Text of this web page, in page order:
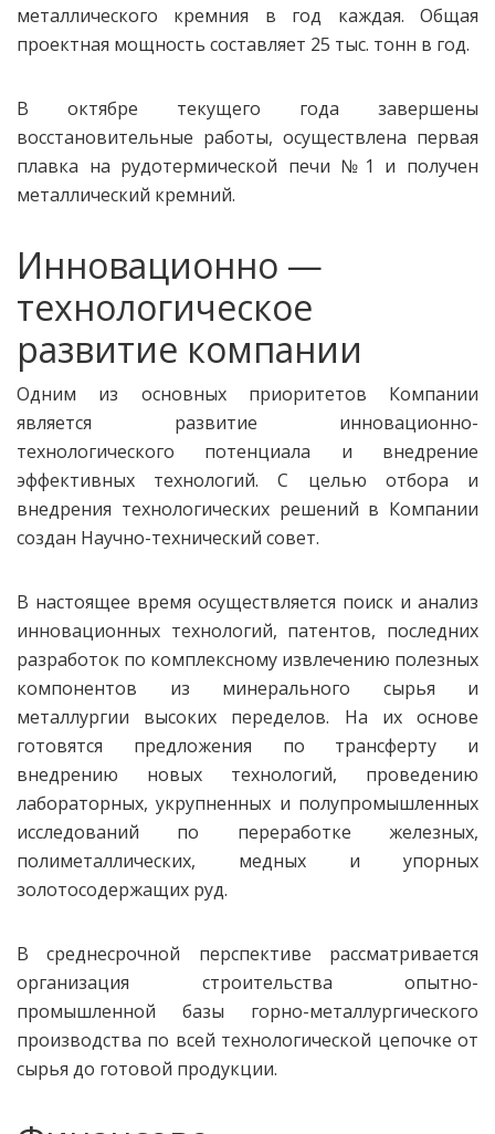
металлического кремния в год каждая. Общая
проектная мощность составляет 25 тыс. тонн в год.
В октябре текущего года завершены
восстановительные работы, осуществлена первая
плавка на рудотермической печи №1 и получен
металлический кремний.
Инновационно —
технологическое
развитие компании
Одним из основных приоритетов Компании
является развитие инновационно-
технологического потенциала и внедрение
эффективных технологий. С целью отбора и
внедрения технологических решений в Компании
создан Научно-технический совет.
В настоящее время осуществляется поиск и анализ
инновационных технологий, патентов, последних
разработок по комплексному извлечению полезных
компонентов из минерального сырья и
металлургии высоких переделов. На их основе
готовятся предложения по трансферту и
внедрению новых технологий, проведению
лабораторных, укрупненных и полупромышленных
исследований по переработке железных,
полиметаллических, медных и упорных
золотосодержащих руд.
В среднесрочной перспективе рассматривается
организация строительства опытно-
промышленной базы горно-металлургического
производства по всей технологической цепочке от
сырья до готовой продукции.